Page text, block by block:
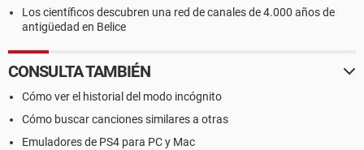
Los científicos descubren una red de canales de 4.000 años de
antigüedad en Belice
CONSULTA TAMBIÉN
Cómo ver el historial del modo incógnito
Cómo buscar canciones similares a otras
Emuladores de PS4 para PC y Mac